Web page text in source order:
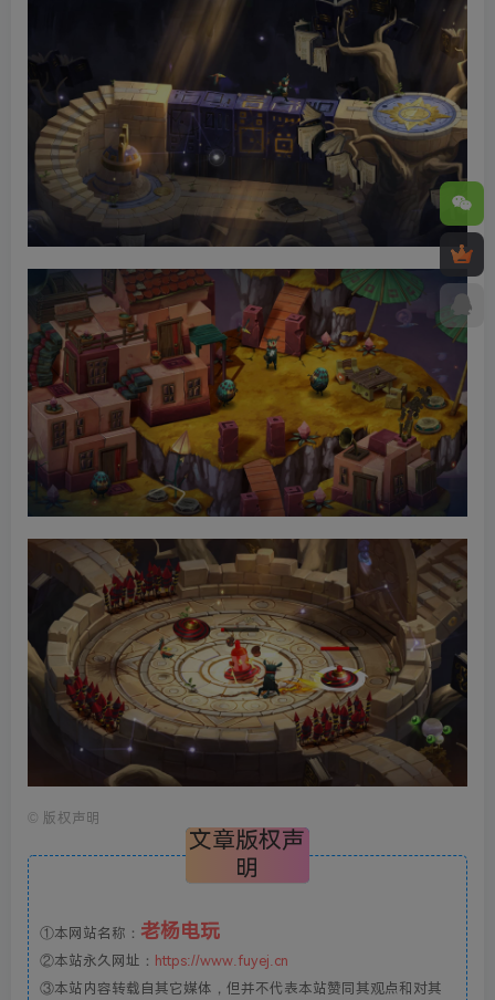
© 版权声明
文章版权声
明
①本网站名称： 老杨电玩
②本站永久网址： https://www.fuyej.cn
③本站内容转载自其它媒体，但并不代表本站赞同其观点和对其